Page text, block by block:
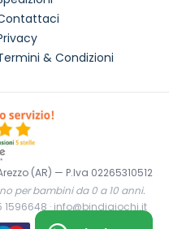
& Condizioni
(AR) — P.Iva 02265310512
per bambini da 0 a 10 anni.
1596648 · info@bindigiochi.it